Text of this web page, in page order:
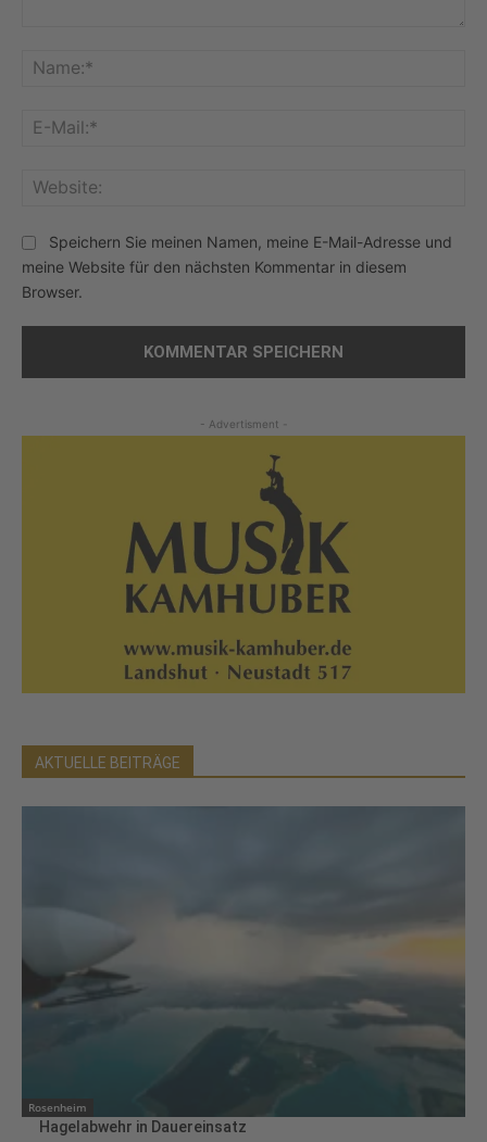
Speichern Sie meinen Namen, meine E-Mail-Adresse und
meine Website für den nächsten Kommentar in diesem
Browser.
- Advertisment -
AKTUELLE BEITRÄGE
Rosenheim
Hagelabwehr in Dauereinsatz